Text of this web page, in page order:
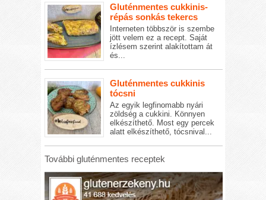
Gluténmentes cukkinis-
répás sonkás tekercs
Interneten többször is szembe
jött velem ez a recept. Saját
ízlésem szerint alakítottam át
és...
Gluténmentes cukkinis
tócsni
Az egyik legfinomabb nyári
zöldség a cukkini. Könnyen
elkészíthető. Most egy percek
alatt elkészíthető, tócsnival...
További gluténmentes receptek